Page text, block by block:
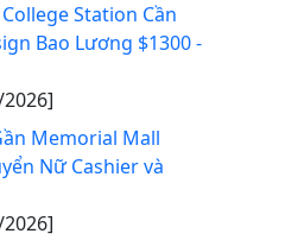
Station Cần
Bao Lương $1300 -
Memorial Mall
Nữ Cashier và